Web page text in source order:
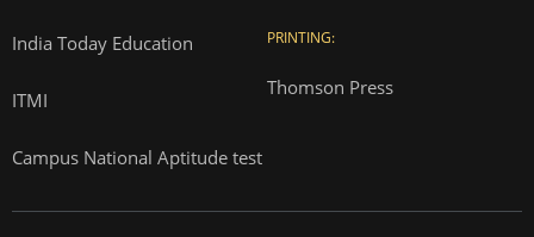
India Today Education
ITMI
Campus National Aptitude test
PRINTING:
Thomson Press